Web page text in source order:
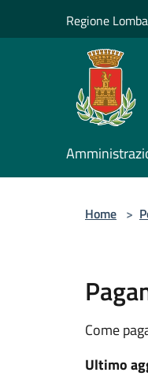
Regione
Home >
Come
Ultimo